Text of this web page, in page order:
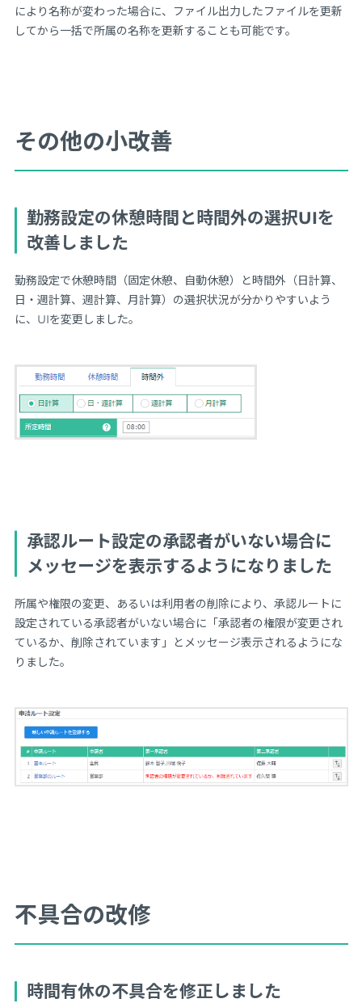
により名称が変わった場合に、ファイル出力したファイルを更新
してから一括で所属の名称を更新することも可能です。
その他の小改善
勤務設定の休憩時間と時間外の選択UIを
改善しました
勤務設定で休憩時間（固定休憩、自動休憩）と時間外（日計算、
日・週計算、週計算、月計算）の選択状況が分かりやすいよう
に、UIを変更しました。
承認ルート設定の承認者がいない場合に
メッセージを表示するようになりました
所属や権限の変更、あるいは利用者の削除により、承認ルートに
設定されている承認者がいない場合に「承認者の権限が変更され
ているか、削除されています」とメッセージ表示されるようにな
りました。
不具合の改修
時間有休の不具合を修正しました